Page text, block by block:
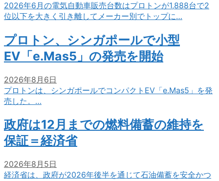
2026年6月の電気自動車販売台数はプロトンが1,888台で2
位以下を大きく引き離してメーカー別でトップに…
プロトン、シンガポールで小型
EV「e.Mas5」の発売を開始
2026年8月6日
プロトンは、シンガポールでコンパクトEV「e.Mas5」を発
売した。…
政府は12月までの燃料備蓄の維持を
保証＝経済省
2026年8月5日
経済省は、政府が2026年後半を通じて石油備蓄を安全かつ